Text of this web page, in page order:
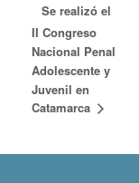
Se realizó el
II Congreso
Nacional Penal
Adolescente y
Juvenil en
Catamarca